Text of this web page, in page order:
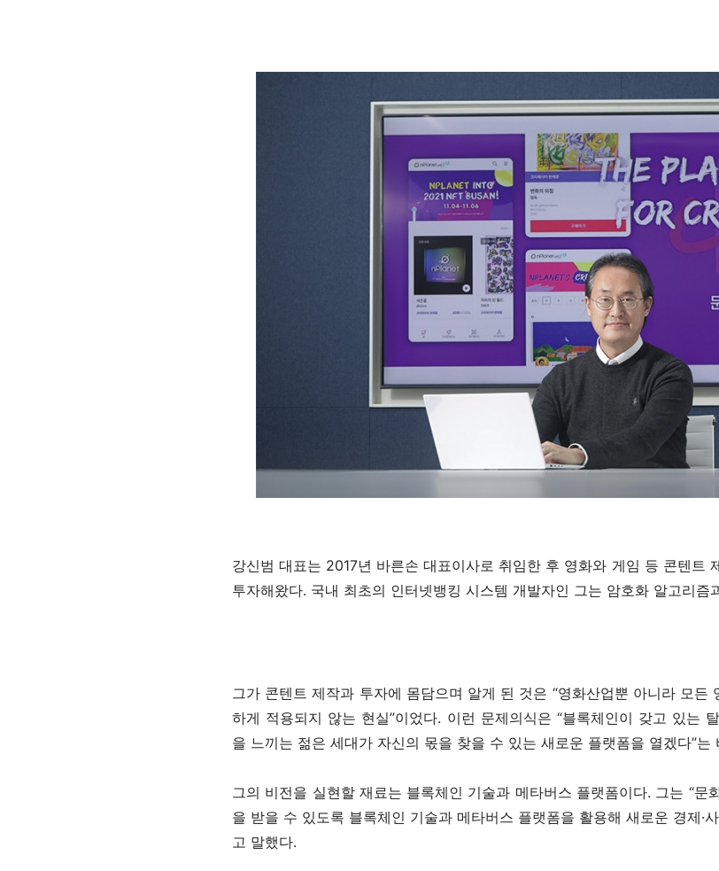
강신범 대표는 2017년 바른손 대표이사로 취임한 후 영화와 게임 등 콘텐트
투자해왔다. 국내 최초의 인터넷뱅킹 시스템 개발자인 그는 암호화 알고리즘
그가 콘텐트 제작과 투자에 몸담으며 알게 된 것은 “영화산업뿐 아니라 모든
하게 적용되지 않는 현실”이었다. 이런 문제의식은 “블록체인이 갖고 있는
을 느끼는 젊은 세대가 자신의 몫을 찾을 수 있는 새로운 플랫폼을 열겠다”는
그의 비전을 실현할 재료는 블록체인 기술과 메타버스 플랫폼이다. 그는 “문
을 받을 수 있도록 블록체인 기술과 메타버스 플랫폼을 활용해 새로운 경제·
고 말했다.